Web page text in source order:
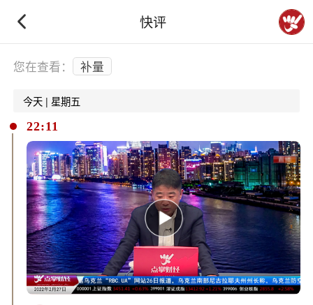
快评
下拉刷新
您在查看： 补量
今天 | 星期五
22:11